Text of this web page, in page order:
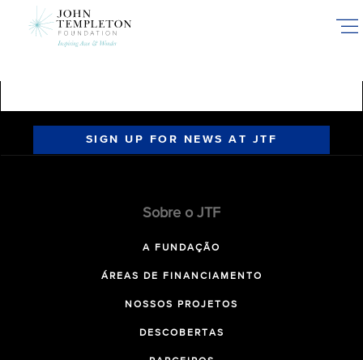
SIGN UP FOR NEWS AT JTF
Sobre o JTF
A FUNDAÇÃO
ÁREAS DE FINANCIAMENTO
NOSSOS PROJETOS
DESCOBERTAS